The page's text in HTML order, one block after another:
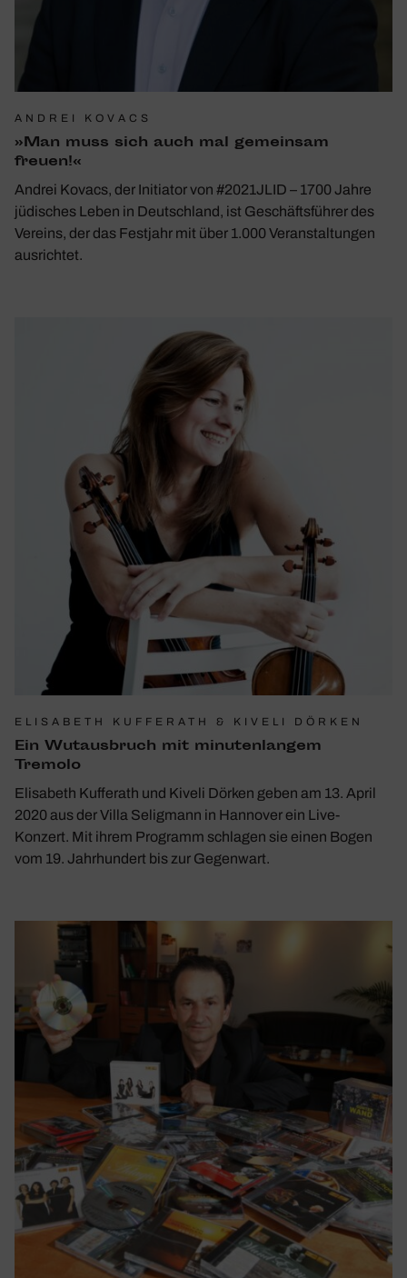
ANDREI KOVACS
»Man muss sich auch mal gemeinsam
freuen!«
Andrei Kovacs, der Initiator von #2021JLID – 1700 Jahre
jüdisches Leben in Deutschland, ist Geschäftsführer des
Vereins, der das Festjahr mit über 1.000 Veranstaltungen
ausrichtet.
ELISABETH KUFFERATH & KIVELI DÖRKEN
Ein Wutaus­bruch mit minu­ten­langem
Tremolo
Elisabeth Kufferath und Kiveli Dörken geben am 13. April
2020 aus der Villa Seligmann in Hannover ein Live-
Konzert. Mit ihrem Programm schlagen sie einen Bogen
vom 19. Jahrhundert bis zur Gegenwart.